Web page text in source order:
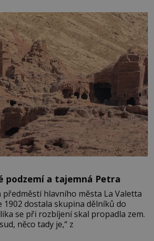
podzemí a tajemná Petra
předměstí hlavního města La Valetta
1902 dostala skupina dělníků do
se při rozbíjení skal propadla zem.
něco tady je,“ z